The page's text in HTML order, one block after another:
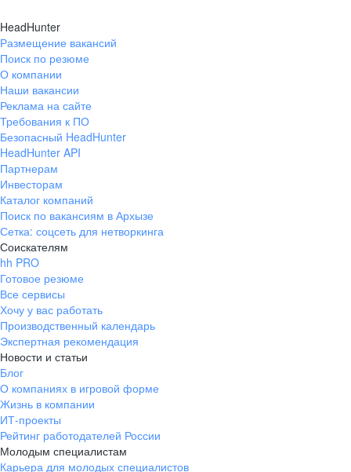
Екатеринбург
ул. Боевых Дружин, стр. 20,
+7 343 226-79-99
pr@ural.hh.ru
ул. Янковского, д. 169, 7 этаж,
706 каб.
+7 861 205-55-57
pr@krd.hh.ru
Владивосток
пер. Ланинский д. 4, офис 3.4
+7 423 202-33-28
pr@dv.hh.ru
Новосибирск
ул. Большевистская, д. 35,
помещение 21
+7 383 207-94-64
pr@nsk.hh.ru
HeadHunter
Размещение вакансий
Поиск по резюме
О компании
Наши вакансии
Реклама на сайте
Требования к ПО
Безопасный HeadHunter
HeadHunter API
Партнерам
Инвесторам
Каталог компаний
Поиск по вакансиям в Архызе
Сетка: соцсеть для нетворкинга
Соискателям
hh PRO
Готовое резюме
Все сервисы
Хочу у вас работать
Производственный календарь
Экспертная рекомендация
Новости и статьи
Блог
О компаниях в игровой форме
Жизнь в компании
ИТ-проекты
Рейтинг работодателей России
Молодым специалистам
Карьера для молодых специалистов